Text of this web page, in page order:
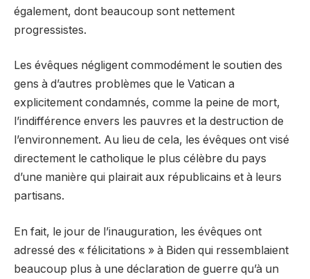
également, dont beaucoup sont nettement
progressistes.
Les évêques négligent commodément le soutien des
gens à d’autres problèmes que le Vatican a
explicitement condamnés, comme la peine de mort,
l’indifférence envers les pauvres et la destruction de
l’environnement. Au lieu de cela, les évêques ont visé
directement le catholique le plus célèbre du pays
d’une manière qui plairait aux républicains et à leurs
partisans.
En fait, le jour de l’inauguration, les évêques ont
adressé des « félicitations » à Biden qui ressemblaient
beaucoup plus à une déclaration de guerre qu’à un